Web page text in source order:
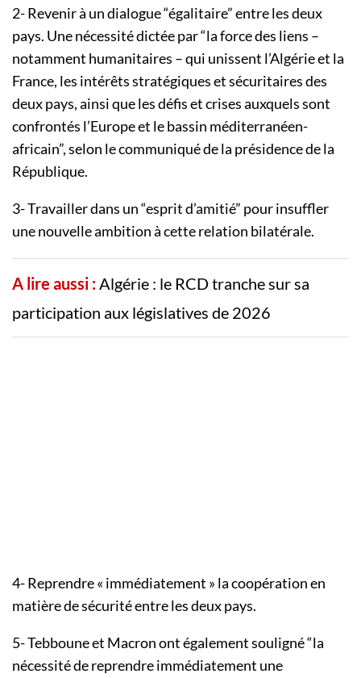
2- Revenir à un dialogue “égalitaire” entre les deux
pays. Une nécessité dictée par “la force des liens –
notamment humanitaires – qui unissent l’Algérie et la
France, les intérêts stratégiques et sécuritaires des
deux pays, ainsi que les défis et crises auxquels sont
confrontés l’Europe et le bassin méditerranéen-
africain”, selon le communiqué de la présidence de la
République.
3- Travailler dans un “esprit d’amitié” pour insuffler
une nouvelle ambition à cette relation bilatérale.
A lire aussi :Algérie : le RCD tranche sur sa
participation aux législatives de 2026
4- Reprendre « immédiatement » la coopération en
matière de sécurité entre les deux pays.
5- Tebboune et Macron ont également souligné “la
nécessité de reprendre immédiatement une